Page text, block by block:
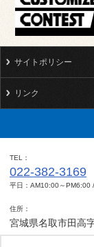
サイトポリシー
リンク
TEL
022-382-3169
平日：AM10:00～
住所
宮城県名取市田高